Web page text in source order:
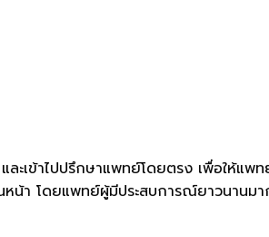
ะเข้าไปปรึกษาแพทย์โดยตรง เพื่อให้แพ
หน้า โดยแพทย์ผู้มีประสบการณ์ยาวนานม